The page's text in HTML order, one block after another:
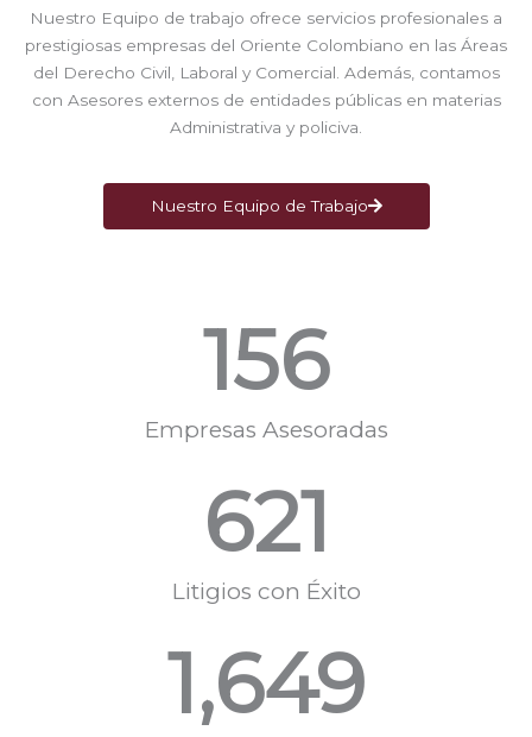
Nuestro Equipo de trabajo ofrece servicios profesionales a
prestigiosas empresas del Oriente Colombiano en las Áreas
del Derecho Civil, Laboral y Comercial. Además, contamos
con Asesores externos de entidades públicas en materias
Administrativa y policiva.
Nuestro Equipo de Trabajo
Empresas Asesoradas
156
Litigios con Éxito
621
1,649